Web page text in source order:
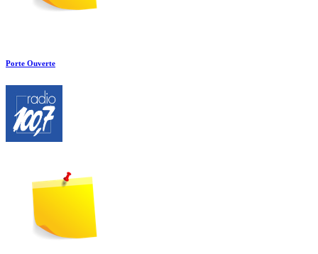
Porte Ouverte